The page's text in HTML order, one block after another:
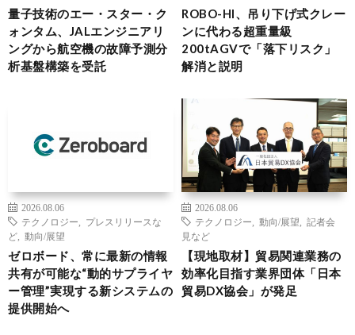
量子技術のエー・スター・ク
ォンタム、JALエンジニアリ
ングから航空機の故障予測分
析基盤構築を受託
ROBO-HI、吊り下げ式クレー
ンに代わる超重量級
200tAGVで「落下リスク」
解消と説明
2026.08.06
テクノロジー
プレスリリースな
ど
動向/展望
ゼロボード、常に最新の情報
共有が可能な“動的サプライヤ
ー管理”実現する新システムの
提供開始へ
2026.08.06
テクノロジー
動向/展望
記者会
見など
【現地取材】貿易関連業務の
効率化目指す業界団体「日本
貿易DX協会」が発足